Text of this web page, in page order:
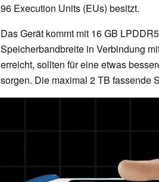
96 Execution Units (EUs) besitzt.
Das Gerät kommt mit 16 GB
Speicherbandbreite in Verbindung
erreicht, sollten für eine etwas
sorgen. Die maximal 2 TB fassende